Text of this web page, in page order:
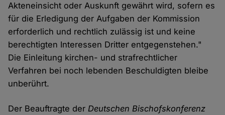
Akteneinsicht oder Auskunft gewährt wird, sofern es
für die Erledigung der Aufgaben der Kommission
erforderlich und rechtlich zulässig ist und keine
berechtigten Interessen Dritter entgegenstehen."
Die Einleitung kirchen- und strafrechtlicher
Verfahren bei noch lebenden Beschuldigten bleibe
unberührt.
Der Beauftragte derDeutschen Bischofskonferenz